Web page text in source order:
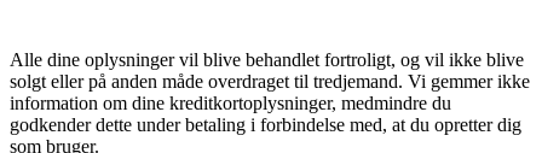
Alle dine oplysninger vil blive behandlet fortroligt, og vil ikke blive
solgt eller på anden måde overdraget til tredjemand. Vi gemmer ikke
information om dine kreditkortoplysninger, medmindre du
godkender dette under betaling i forbindelse med, at du opretter dig
som bruger.